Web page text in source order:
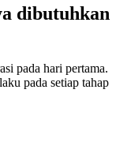
dibutuhkan
pada hari pertama.
pada setiap tahap